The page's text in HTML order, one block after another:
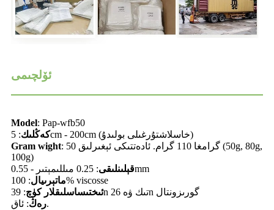
ئۆلچىمى
Model: Pap-wfb50
كەڭلىك
: 5cm - 200cm (خاسلاشتۇرغىلى بولىدۇ)
Gram wight: 50 گرامغا 110 گرام. ئادەتتىكى ئېغىرلىق (50g, 80g,
100g)
قېلىنلىقى: 0.25 مىللىمېتىر - 0.55mm
ماتېرىيال: 100% viscosse
ئىختىساسلىقلار كۈچ
: 39n تىك ۋە 26n گورىزونتال
رەڭ: ئاق.